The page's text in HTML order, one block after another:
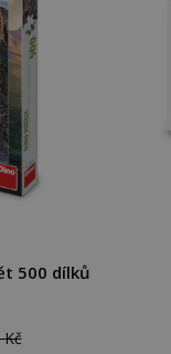
500 dílků